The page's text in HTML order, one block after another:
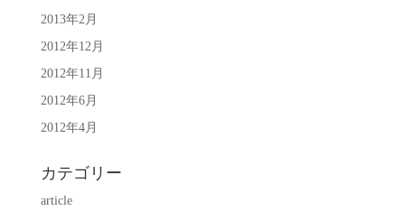
2013年2月
2012年12月
2012年11月
2012年6月
2012年4月
カテゴリー
article